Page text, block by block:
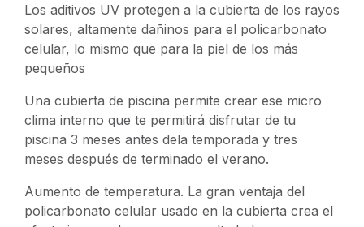
Los aditivos UV protegen a la cubierta de los rayos
solares, altamente dañinos para el policarbonato
celular, lo mismo que para la piel de los más
pequeños
Una cubierta de piscina permite crear ese micro
clima interno que te permitirá disfrutar de tu
piscina 3 meses antes dela temporada y tres
meses después de terminado el verano.
Aumento de temperatura. La gran ventaja del
policarbonato celular usado en la cubierta crea el